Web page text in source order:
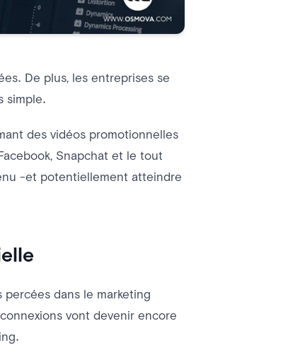
De plus, les entreprises se
simple.
des vidéos promotionnelles
Snapchat et le tout
-et potentiellement atteindre
dans le marketing
vont devenir encore